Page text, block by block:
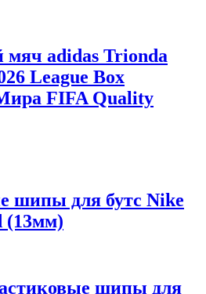
adidas Trionda
League Box
FIFA Quality
шипы для бутс Nike
(13мм)
шипы для